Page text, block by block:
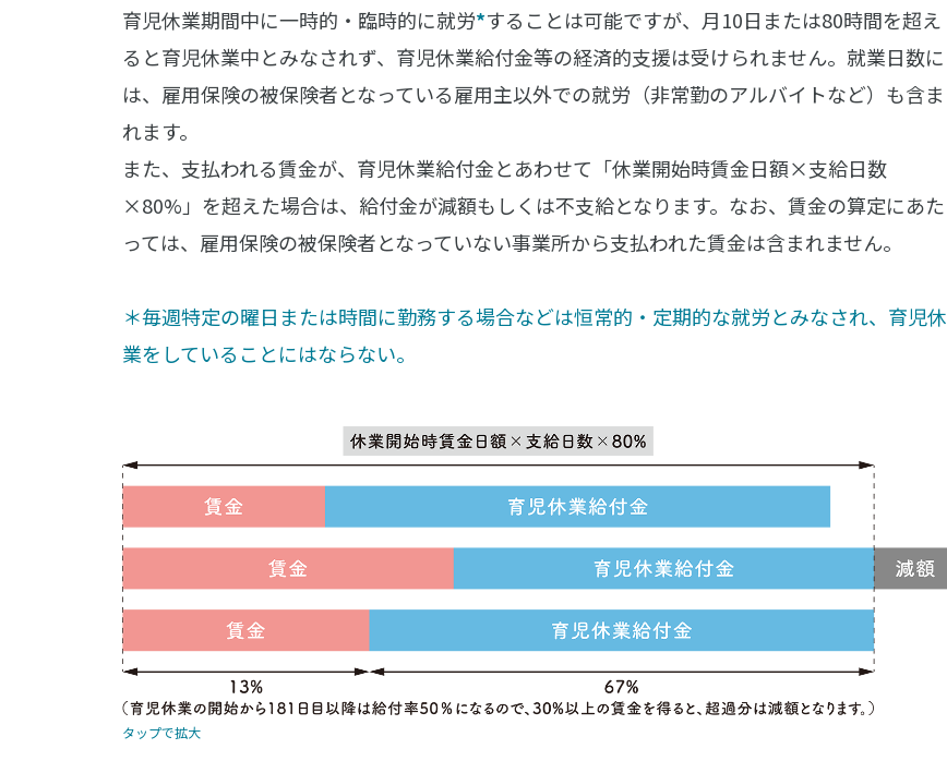
育児休業期間中に一時的・臨時的に就労*することは可能ですが、月10日または80時間を超え
ると育児休業中とみなされず、育児休業給付金等の経済的支援は受けられません。就業日数に
は、雇用保険の被保険者となっている雇用主以外での就労（非常勤のアルバイトなど）も含ま
れます。
また、支払われる賃金が、育児休業給付金とあわせて 「休業開始時賃金日額×支給日数
×80%」 を超えた場合は、給付金が減額もしくは不支給となります。なお、賃金の算定にあた
っては、雇用保険の被保険者となっていない事業所から支払われた賃金は含まれません。
＊毎週特定の曜日または時間に勤務する場合などは恒常的・定期的な就労とみなされ、育児休
業をしていることにはならない。
タップで拡大